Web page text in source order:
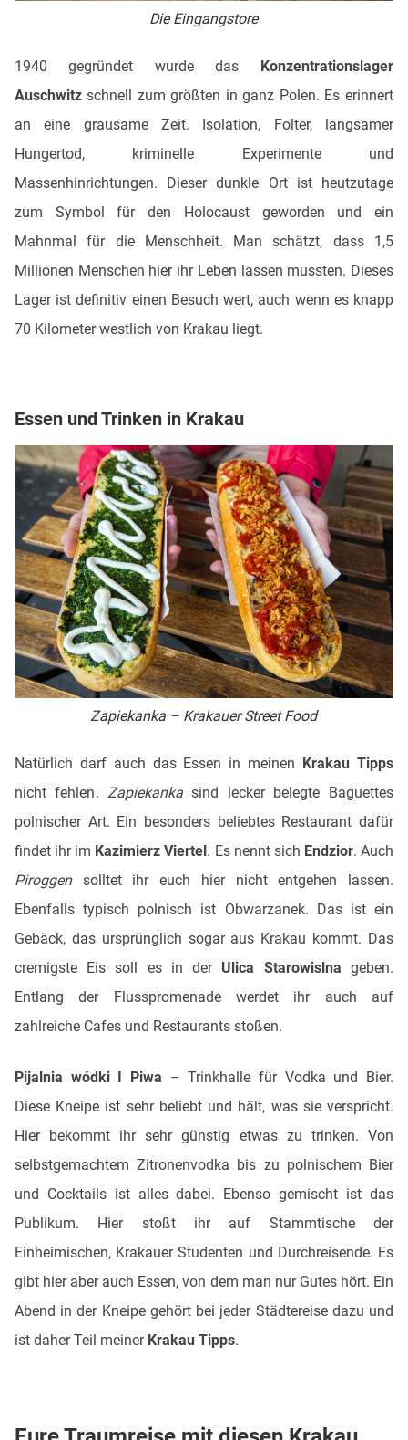
Die Eingangstore
1940 gegründet wurde das Konzentrationslager
Auschwitz schnell zum größten in ganz Polen. Es erinnert
an eine grausame Zeit. Isolation, Folter, langsamer
Hungertod, kriminelle Experimente und
Massenhinrichtungen. Dieser dunkle Ort ist heutzutage
zum Symbol für den Holocaust geworden und ein
Mahnmal für die Menschheit. Man schätzt, dass 1,5
Millionen Menschen hier ihr Leben lassen mussten. Dieses
Lager ist definitiv einen Besuch wert, auch wenn es knapp
70 Kilometer westlich von Krakau liegt.
Essen und Trinken in Krakau
Zapiekanka – Krakauer Street Food
Natürlich darf auch das Essen in meinen Krakau Tipps
nicht fehlen. Zapiekanka sind lecker belegte Baguettes
polnischer Art. Ein besonders beliebtes Restaurant dafür
findet ihr im Kazimierz Viertel. Es nennt sich Endzior. Auch
Piroggensolltet ihr euch hier nicht entgehen lassen.
Ebenfalls typisch polnisch ist Obwarzanek. Das ist ein
Gebäck, das ursprünglich sogar aus Krakau kommt. Das
cremigste Eis soll es in der Ulica Starowislna geben.
Entlang der Flusspromenade werdet ihr auch auf
zahlreiche Cafes und Restaurants stoßen.
Pijalnia wódki I Piwa – Trinkhalle für Vodka und Bier.
Diese Kneipe ist sehr beliebt und hält, was sie verspricht.
Hier bekommt ihr sehr günstig etwas zu trinken. Von
selbstgemachtem Zitronenvodka bis zu polnischem Bier
und Cocktails ist alles dabei. Ebenso gemischt ist das
Publikum. Hier stoßt ihr auf Stammtische der
Einheimischen, Krakauer Studenten und Durchreisende. Es
gibt hier aber auch Essen, von dem man nur Gutes hört. Ein
Abend in der Kneipe gehört bei jeder Städtereise dazu und
ist daher Teil meiner Krakau Tipps.